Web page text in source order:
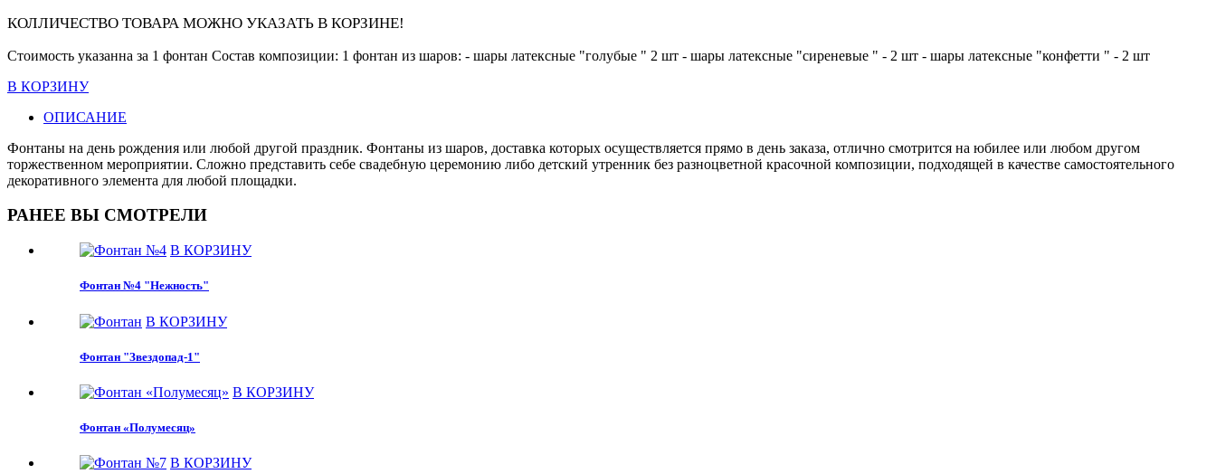
КОЛЛИЧЕСТВО ТОВАРА МОЖНО УКАЗАТЬ В КОРЗИНЕ!
Стоимость указанна за 1 фонтан Состав композиции: 1 фонтан из шаров: - шары латексные "голубые " 2 шт - шары латексные "сиреневые " - 2 шт - шары латексные "конфетти " - 2 шт
В КОРЗИНУ
ОПИСАНИЕ
Фонтаны на день рождения или любой другой праздник. Фонтаны из шаров, доставка которых осуществляется прямо в день заказа, отлично смотрится на юбилее или любом другом
торжественном мероприятии. Сложно представить себе свадебную церемонию либо детский утренник без разноцветной красочной композиции, подходящей в качестве самостоятельного
декоративного элемента для любой площадки.
РАНЕЕ ВЫ СМОТРЕЛИ
В КОРЗИНУ
Фонтан №4 "Нежность"
В КОРЗИНУ
Фонтан "Звездопад-1"
В КОРЗИНУ
Фонтан «Полумесяц»
В КОРЗИНУ